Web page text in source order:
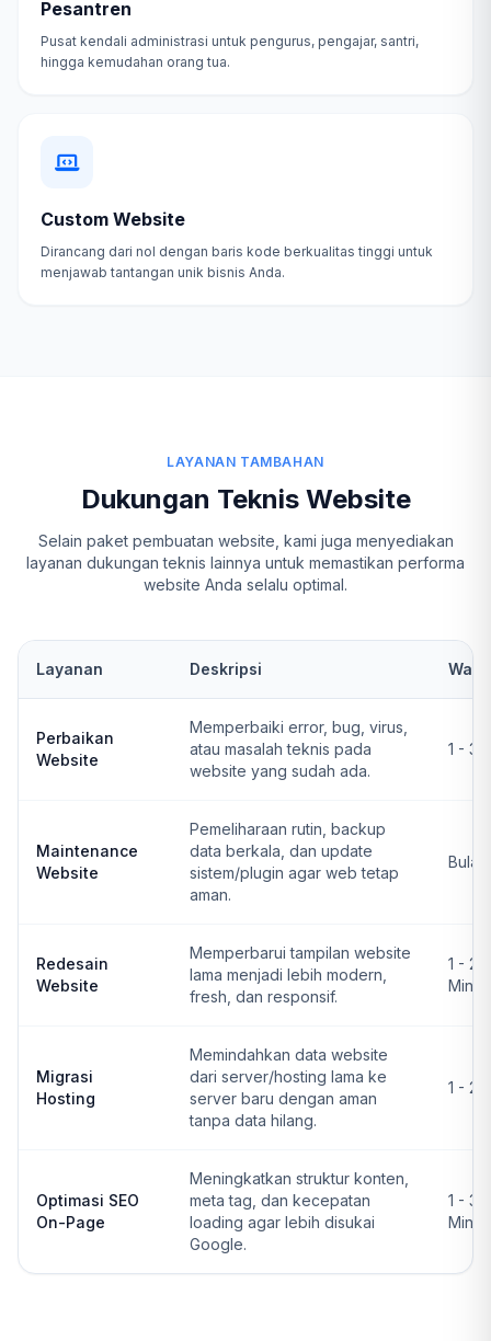
Pesantren
Pusat kendali administrasi untuk pengurus, pengajar, santri,
hingga kemudahan orang tua.
Custom Website
Dirancang dari nol dengan baris kode berkualitas tinggi untuk
menjawab tantangan unik bisnis Anda.
LAYANAN TAMBAHAN
Dukungan Teknis Website
Selain paket pembuatan website, kami juga menyediakan
layanan dukungan teknis lainnya untuk memastikan performa
website Anda selalu optimal.
Layanan Deskripsi
Perbaikan
Website
Memperbaiki error, bug, virus,
atau masalah teknis pada
website yang sudah ada.
1 - 3
Maintenance
Website
Pemeliharaan rutin, backup
data berkala, dan update
sistem/plugin agar web tetap
aman.
Redesain
Website
Memperbarui tampilan website
lama menjadi lebih modern,
fresh, dan responsif.
1 - 2
Migrasi
Hosting
Memindahkan data website
dari server/hosting lama ke
server baru dengan aman
tanpa data hilang.
1 - 2
Optimasi SEO
On-Page
Meningkatkan struktur konten,
meta tag, dan kecepatan
loading agar lebih disukai
Google.
1 - 3